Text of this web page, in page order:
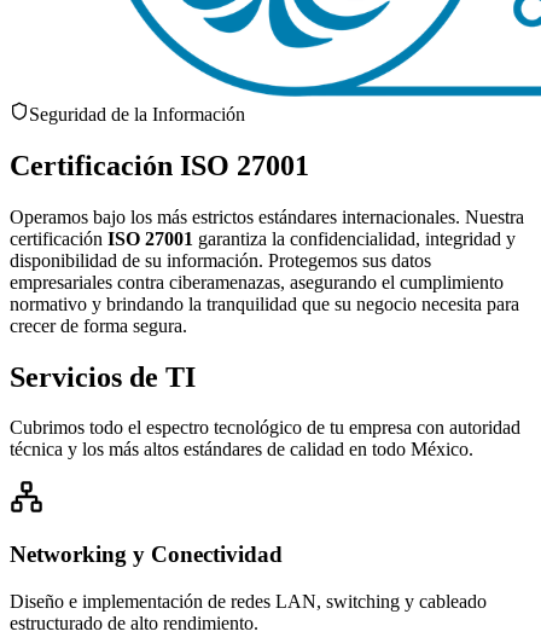
Seguridad de la Información
Certificación ISO 27001
Operamos bajo los más estrictos estándares internacionales. Nuestra
certificación ISO 27001 garantiza la confidencialidad, integridad y
disponibilidad de su información. Protegemos sus datos
empresariales contra ciberamenazas, asegurando el cumplimiento
normativo y brindando la tranquilidad que su negocio necesita para
crecer de forma segura.
Servicios de TI
Cubrimos todo el espectro tecnológico de tu empresa con autoridad
técnica y los más altos estándares de calidad en todo México.
Networking y Conectividad
Diseño e implementación de redes LAN, switching y cableado
estructurado de alto rendimiento.